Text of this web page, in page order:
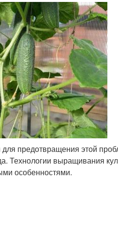
предотвращения этой
Технологии выращивания
особенностями.